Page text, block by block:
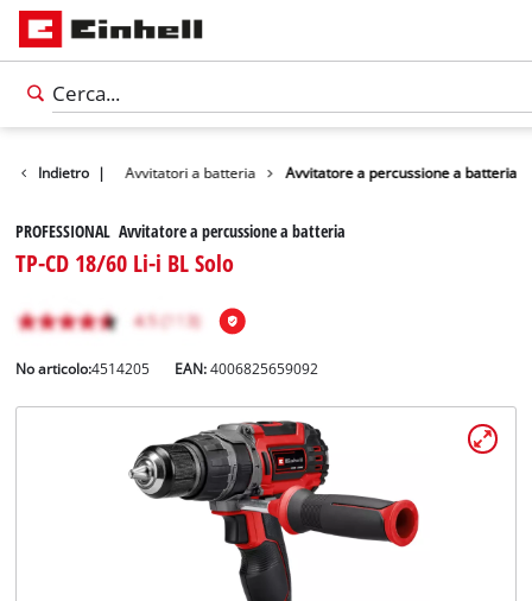
Indietro |
Utensili Avvitatori a batteria Avvitatore a percussione a batteria
PROFESSIONAL Avvitatore a percussione a batteria
TP-CD 18/60 Li-i BL Solo
No articolo:4514205 EAN:4006825659092